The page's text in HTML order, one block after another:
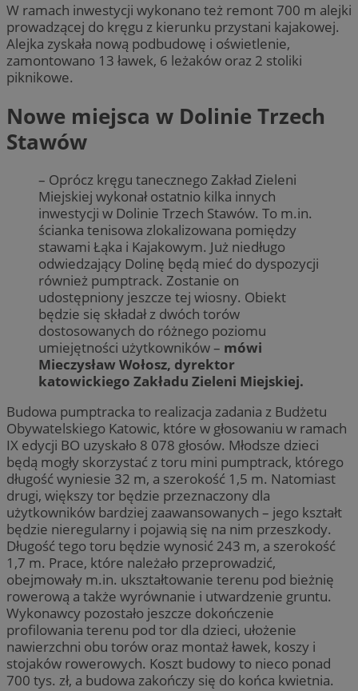
W ramach inwestycji wykonano też remont 700 m alejki
prowadzącej do kręgu z kierunku przystani kajakowej.
Alejka zyskała nową podbudowę i oświetlenie,
zamontowano 13 ławek, 6 leżaków oraz 2 stoliki
piknikowe.
Nowe miejsca w Dolinie Trzech
Stawów
– Oprócz kręgu tanecznego Zakład Zieleni
Miejskiej wykonał ostatnio kilka innych
inwestycji w Dolinie Trzech Stawów. To m.in.
ścianka tenisowa zlokalizowana pomiędzy
stawami Łąka i Kajakowym. Już niedługo
odwiedzający Dolinę będą mieć do dyspozycji
również pumptrack. Zostanie on
udostępniony jeszcze tej wiosny. Obiekt
będzie się składał z dwóch torów
dostosowanych do różnego poziomu
umiejętności użytkowników – mówi
Mieczysław Wołosz, dyrektor
katowickiego Zakładu Zieleni Miejskiej.
Budowa pumptracka to realizacja zadania z Budżetu
Obywatelskiego Katowic, które w głosowaniu w ramach
IX edycji BO uzyskało 8 078 głosów. Młodsze dzieci
będą mogły skorzystać z toru mini pumptrack, którego
długość wyniesie 32 m, a szerokość 1,5 m. Natomiast
drugi, większy tor będzie przeznaczony dla
użytkowników bardziej zaawansowanych – jego kształt
będzie nieregularny i pojawią się na nim przeszkody.
Długość tego toru będzie wynosić 243 m, a szerokość
1,7 m. Prace, które należało przeprowadzić,
obejmowały m.in. ukształtowanie terenu pod bieżnię
rowerową a także wyrównanie i utwardzenie gruntu.
Wykonawcy pozostało jeszcze dokończenie
profilowania terenu pod tor dla dzieci, ułożenie
nawierzchni obu torów oraz montaż ławek, koszy i
stojaków rowerowych. Koszt budowy to nieco ponad
700 tys. zł, a budowa zakończy się do końca kwietnia.